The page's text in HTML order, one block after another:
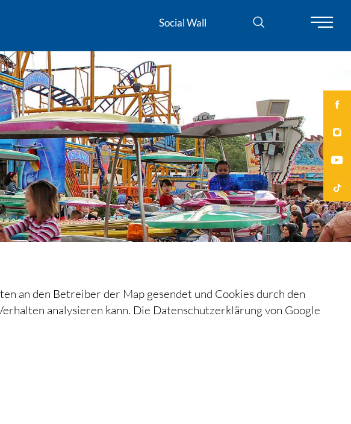
Social Wall
an den Betreiber der Map gesendet und Cookies durch den
analysieren kann. Die Datenschutzerklärung von Google